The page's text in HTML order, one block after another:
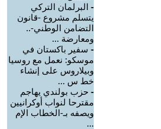
- البرلمان التركي
يتسلم مشروع -قانون
التضامن الوطني-..
ومعارضة ...
- سفير باكستان في
موسكو: نعمل مع روسيا
وبيلاروس على إنشاء
خط س ...
- حزب بولندي يهاجم
مقترحا لنواب أوكرانيين
ويصفه بـ-الخطاب الإم
...